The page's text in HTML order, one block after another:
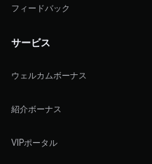
フィードバック
サービス
ウェルカムボーナス
紹介ボーナス
VIPポータル